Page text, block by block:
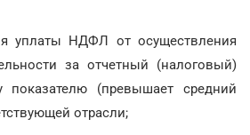
уплаты НДФЛ от осуществления
за отчетный (налоговый)
показателю (превышает средний
отрасли;